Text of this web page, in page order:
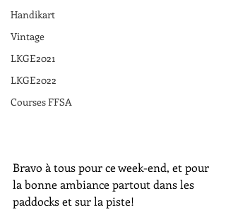
Handikart
Vintage
LKGE2021
LKGE2022
Courses FFSA
Bravo à tous pour ce week-end, et pour
la bonne ambiance partout dans les
paddocks et sur la piste!